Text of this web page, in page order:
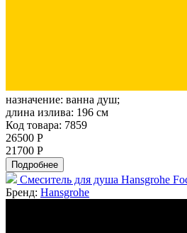
назначение: ванна душ;
длина излива: 196 см
Код товара: 7859
26500 Р
21700 Р
Подробнее
Смеситель для душа Hansgrohe
Бренд: Hansgrohe